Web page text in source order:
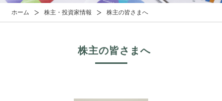
ホーム 株主・投資家情報 株主の皆さまへ
株主の皆さまへ